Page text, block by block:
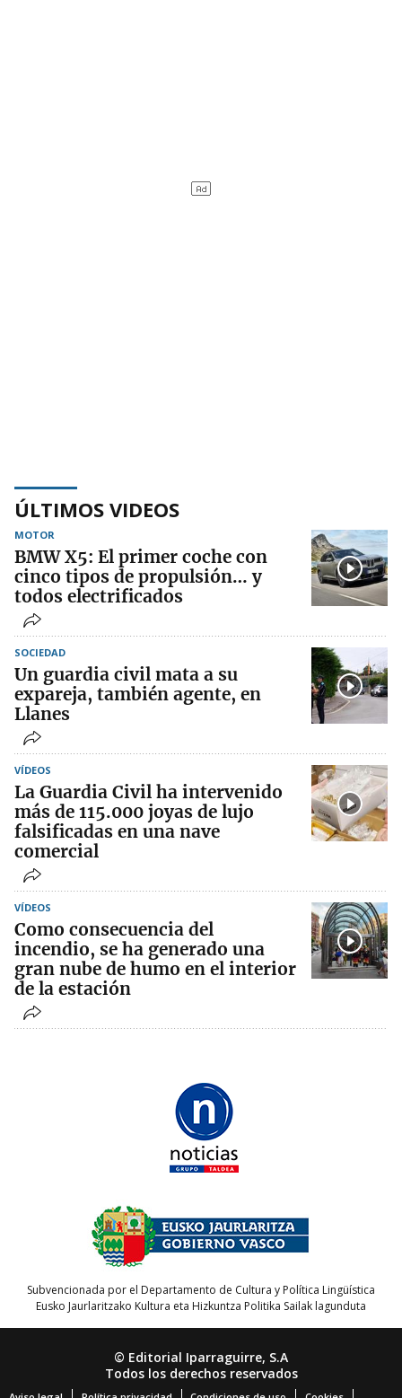
ÚLTIMOS VIDEOS
MOTOR
BMW X5: El primer coche con
cinco tipos de propulsión… y
todos electrificados
SOCIEDAD
Un guardia civil mata a su
expareja, también agente, en
Llanes
VÍDEOS
La Guardia Civil ha intervenido
más de 115.000 joyas de lujo
falsificadas en una nave
comercial
VÍDEOS
Como consecuencia del
incendio, se ha generado una
gran nube de humo en el interior
de la estación
Subvencionada por el Departamento de Cultura y Política Lingüística
Eusko Jaurlaritzako Kultura eta Hizkuntza Politika Sailak lagunduta
© Editorial Iparraguirre, S.A
Todos los derechos reservados